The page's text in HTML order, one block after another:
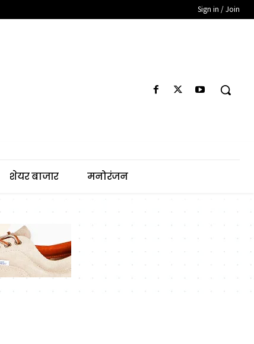
Sign in / Join
शेयर बाजार मनोरंजन